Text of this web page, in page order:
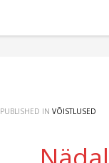
PUBLISHED IN VÕISTLUSED